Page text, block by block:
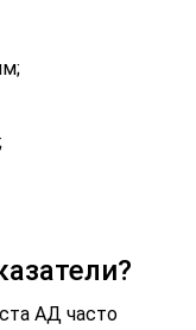
АД часто